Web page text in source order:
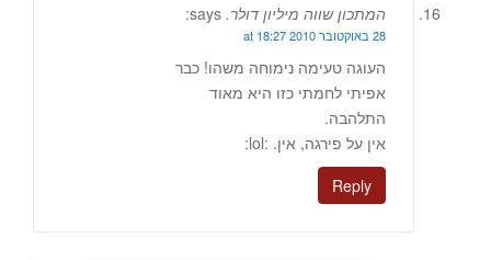
המתכון שווה מיליון דולר. says:
28 באוקטובר 2010 at 18:27
העוגה טעימה נימוחה משהו! כבר
אפיתי לחמתי כזו היא מאוד
התלהבה.
אין על פירגה, אין. :lol:
Reply